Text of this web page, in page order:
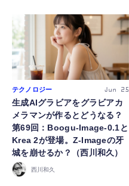
テクノロジー Jun 25
生成AIグラビアをグラビアカ
メラマンが作るとどうなる？
第69回：Boogu-Image-0.1と
Krea 2が登場。Z-Imageの牙
城を崩せるか？（西川和久）
西川和久